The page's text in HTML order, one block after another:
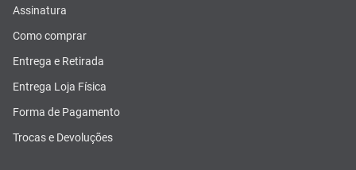
Assinatura
Como comprar
Entrega e Retirada
Entrega Loja Física
Forma de Pagamento
Trocas e Devoluções